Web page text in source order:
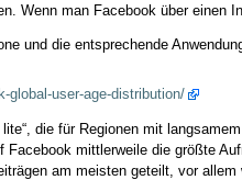
Wenn man Facebook über einen
und die entsprechende
global-user-age-distribution/
die für Regionen mit
mittlerweile die größte
am meisten geteilt, vor